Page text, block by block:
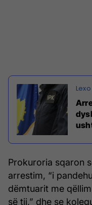
Prokuroria sqaron
arrestim, “i
dëmtuarit me
së tij,” dhe se